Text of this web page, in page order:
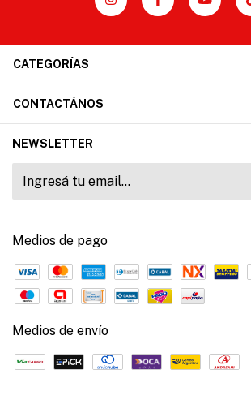
CATEGORÍAS
CONTACTÁNOS
NEWSLETTER
Medios de pago
Medios de envío